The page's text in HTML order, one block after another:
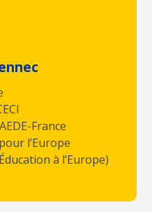
France
l’Europe
à l’Europe)